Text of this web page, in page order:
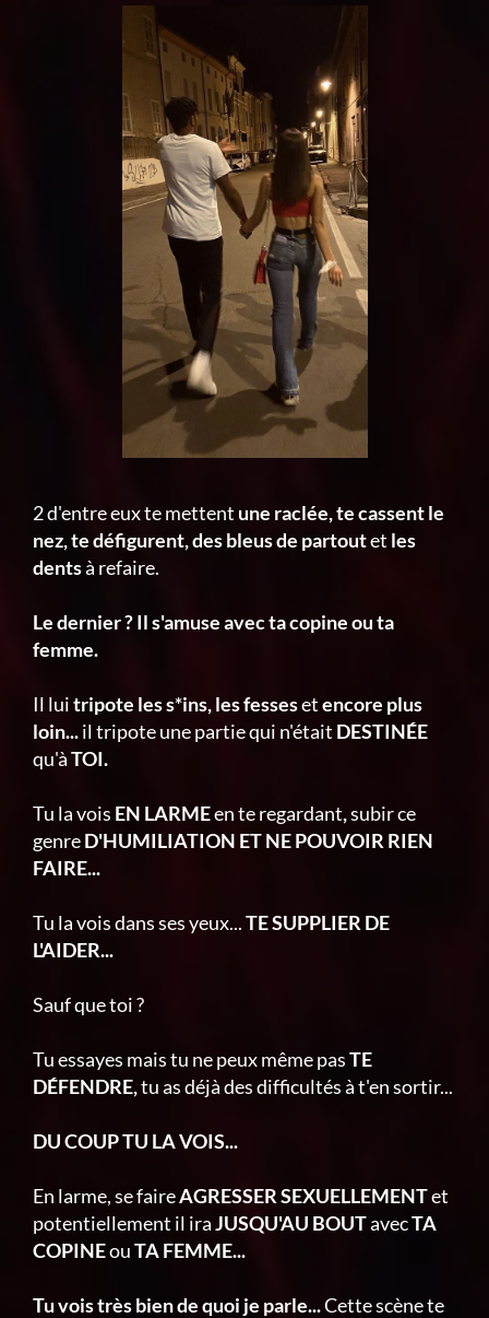
2 d'entre eux te mettent une raclée, te cassent le
nez, te défigurent, des bleus de partoutet les
dentsà refaire.
Le dernier ? Il s'amuse avec ta copine ou ta
femme.
Il luitripote les s*ins, les fessesetencore plus
loin...il tripote une partie qui n'était DESTINÉE
qu'àTOI.
Tu la vois EN LARMEen te regardant,subir ce
genreD'HUMILIATION ET NE POUVOIR RIEN
FAIRE...
Tu la vois dans ses yeux...TE SUPPLIER DE
L'AIDER...
Sauf que toi ?
Tu essayes mais tu ne peux même pasTE
DÉFENDRE,tu as déjà des difficultés à t'en sortir...
DU COUP TU LA VOIS...
En larme, se faireAGRESSER SEXUELLEMENTet
potentiellement il iraJUSQU'AU BOUTavecTA
COPINEouTA FEMME...
Tu vois très bien de quoi je parle...Cette scène te